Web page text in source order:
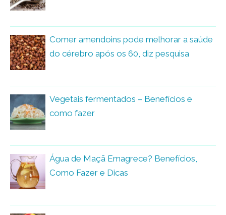
Comer amendoins pode melhorar a saúde
do cérebro após os 60, diz pesquisa
Vegetais fermentados – Benefícios e
como fazer
Água de Maçã Emagrece? Benefícios,
Como Fazer e Dicas